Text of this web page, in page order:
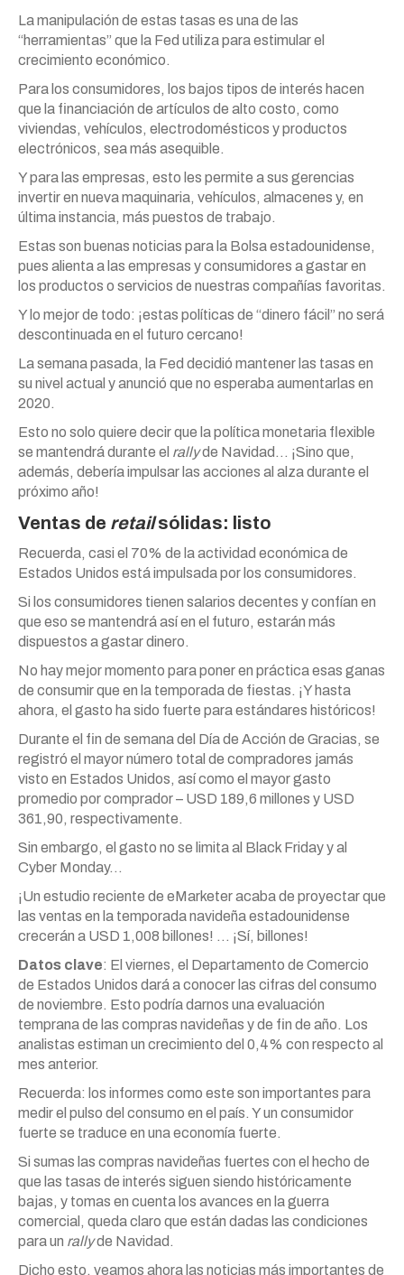
La manipulación de estas tasas es una de las
“herramientas” que la Fed utiliza para estimular el
crecimiento económico.
Para los consumidores, los bajos tipos de interés hacen
que la financiación de artículos de alto costo, como
viviendas, vehículos, electrodomésticos y productos
electrónicos, sea más asequible.
Y para las empresas, esto les permite a sus gerencias
invertir en nueva maquinaria, vehículos, almacenes y, en
última instancia, más puestos de trabajo.
Estas son buenas noticias para la Bolsa estadounidense,
pues alienta a las empresas y consumidores a gastar en
los productos o servicios de nuestras compañías favoritas.
Y lo mejor de todo: ¡estas políticas de “dinero fácil” no será
descontinuada en el futuro cercano!
La semana pasada, la Fed decidió mantener las tasas en
su nivel actual y anunció que no esperaba aumentarlas en
2020.
Esto no solo quiere decir que la política monetaria flexible
se mantendrá durante el rallyde Navidad… ¡Sino que,
además, debería impulsar las acciones al alza durante el
próximo año!
Ventas de retailsólidas: listo
Recuerda, casi el 70% de la actividad económica de
Estados Unidos está impulsada por los consumidores.
Si los consumidores tienen salarios decentes y confían en
que eso se mantendrá así en el futuro, estarán más
dispuestos a gastar dinero.
No hay mejor momento para poner en práctica esas ganas
de consumir que en la temporada de fiestas. ¡Y hasta
ahora, el gasto ha sido fuerte para estándares históricos!
Durante el fin de semana del Día de Acción de Gracias, se
registró el mayor número total de compradores jamás
visto en Estados Unidos, así como el mayor gasto
promedio por comprador – USD 189,6 millones y USD
361,90, respectivamente.
Sin embargo, el gasto no se limita al Black Friday y al
Cyber Monday…
¡Un estudio reciente de eMarketer acaba de proyectar que
las ventas en la temporada navideña estadounidense
crecerán a USD 1,008 billones! … ¡Sí, billones!
Datos clave: El viernes, el Departamento de Comercio
de Estados Unidos dará a conocer las cifras del consumo
de noviembre. Esto podría darnos una evaluación
temprana de las compras navideñas y de fin de año. Los
analistas estiman un crecimiento del 0,4% con respecto al
mes anterior.
Recuerda: los informes como este son importantes para
medir el pulso del consumo en el país. Y un consumidor
fuerte se traduce en una economía fuerte.
Si sumas las compras navideñas fuertes con el hecho de
que las tasas de interés siguen siendo históricamente
bajas, y tomas en cuenta los avances en la guerra
comercial, queda claro que están dadas las condiciones
para un rallyde Navidad.
Dicho esto, veamos ahora las noticias más importantes de